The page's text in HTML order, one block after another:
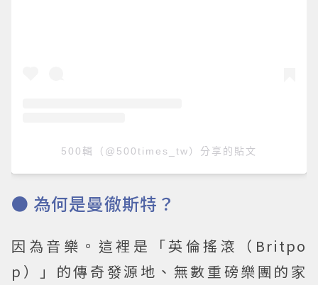
500輯（@500times_tw）分享的貼文
● 為何是曼徹斯特？
因為音樂。這裡是「英倫搖滾（Britpo
p）」的傳奇發源地、無數重磅樂團的家